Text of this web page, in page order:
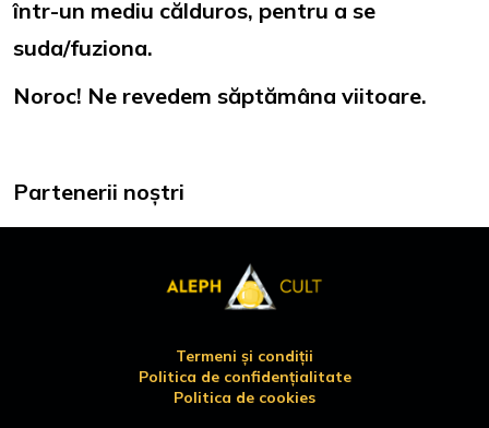
într-un mediu călduros, pentru a se
suda/fuziona.
Noroc! Ne revedem săptămâna viitoare.
Partenerii noștri
Termeni și condiții
Politica de confidențialitate
Politica de cookies